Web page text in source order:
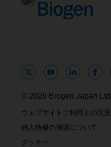
© 2026 Biogen Japan Ltd
ウェブサイトご利用上の注意
個人情報の保護について
クッキー